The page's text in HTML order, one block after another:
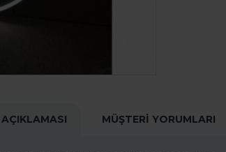
MÜŞTERI YORUMLARI